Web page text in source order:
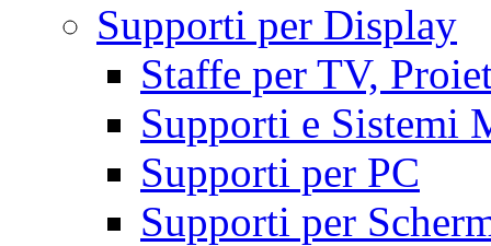
Supporti per Display
Staffe per TV,
Supporti e Sistemi
Supporti per PC
Supporti per